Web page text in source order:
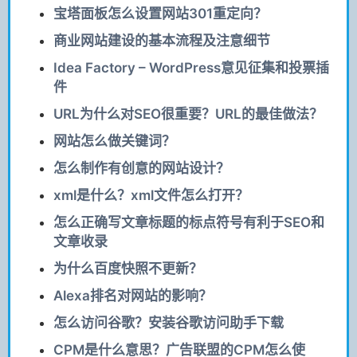
宝塔面板怎么设置网站301重定向？
商业网站建设的基本流程及注意细节
Idea Factory – WordPress意见征集和投票插
件
URL为什么对SEO很重要？URL的最佳做法？
网站怎么做关键词？
怎么制作有创意的网站设计？
xml是什么？xml文件怎么打开？
怎么正确写文章标题的标点符号有利于SEO和
文章收录
为什么百度快照不更新？
Alexa排名对网站的影响？
怎么访问谷歌？安装谷歌访问助手下载
CPM是什么意思？广告联盟的CPM怎么使